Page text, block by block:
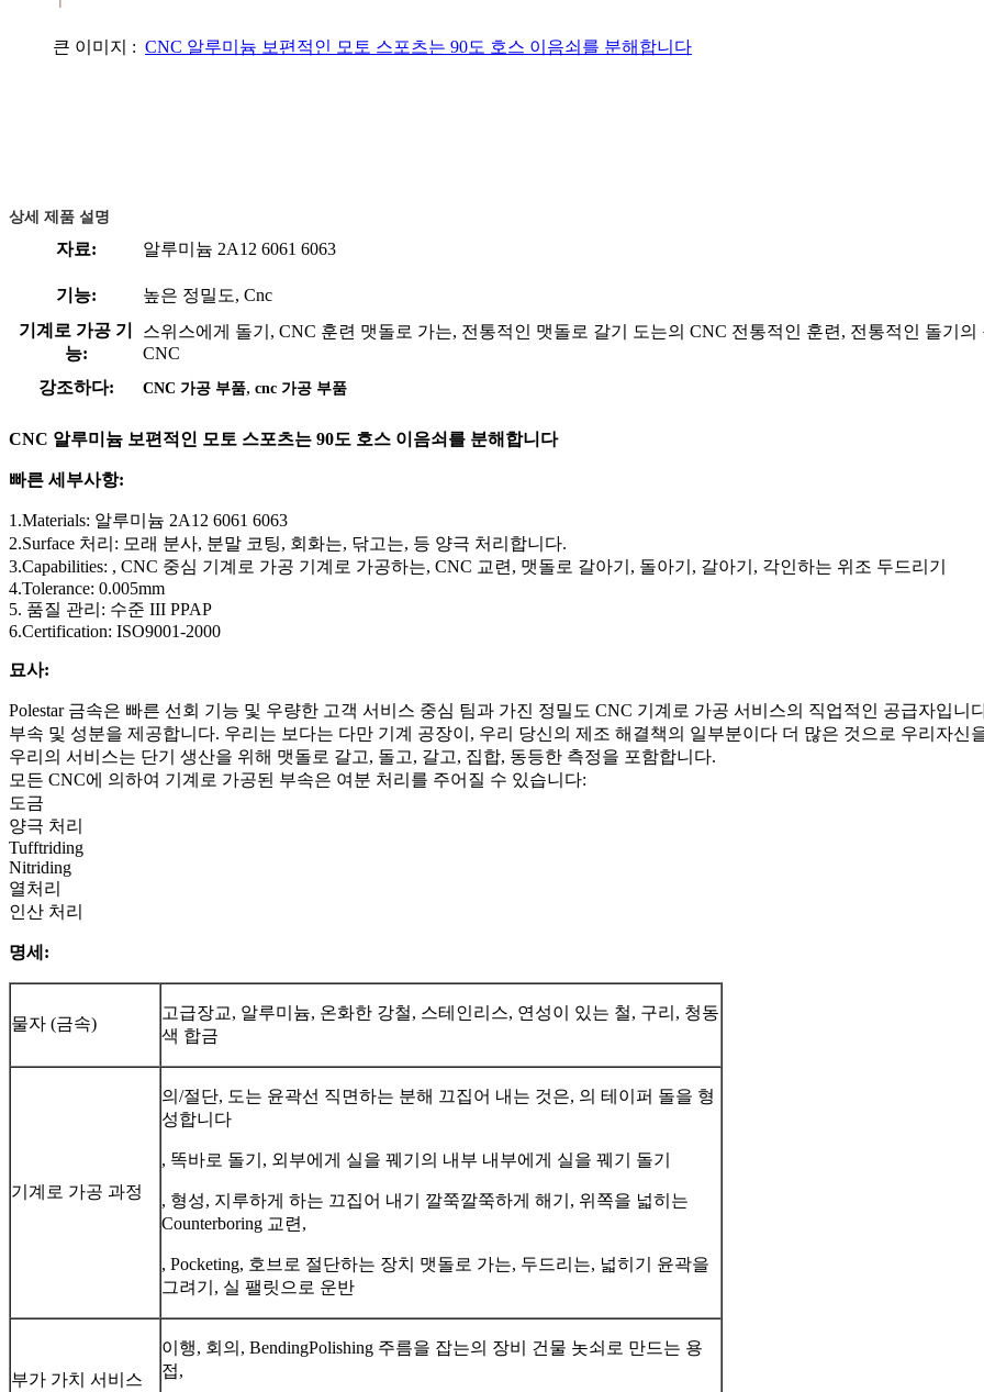
큰 이미지 : CNC 알루미늄 보편적인 모토 스포츠는 90도 호스 이음쇠를 분해합니다
상세 제품 설명
자료: 알루미늄 2A12 6061 6063
기능:
높은 정밀도, Cnc
기계로 가공 기
능:
스위스에게 돌기, CNC 훈련 맷돌로 가는, 전통적인 맷돌로 갈기 도는의 CNC 전통적인 훈련, 전통적인 돌기의
CNC
강조하다: CNC 가공 부품, cnc 가공 부품
CNC 알루미늄 보편적인 모토 스포츠는 90도 호스 이음쇠를 분해합니다
빠른 세부사항:
1.Materials: 알루미늄 2A12 6061 6063
2.Surface 처리: 모래 분사, 분말 코팅, 회화는, 닦고는, 등 양극 처리합니다.
3.Capabilities: , CNC 중심 기계로 가공 기계로 가공하는, CNC 교련, 맷돌로 갈아기, 돌아기, 갈아기, 각인하는 위조 두드리기
4.Tolerance: 0.005mm
5. 품질 관리: 수준 III PPAP
6.Certification: ISO9001-2000
묘사:
Polestar 금속은 빠른 선회 기능 및 우량한 고객 서비스 중심 팀과 가진 정밀도 CNC 기계로 가공 서비스의 직업적인 공급자입
부속 및 성분을 제공합니다. 우리는 보다는 다만 기계 공장이, 우리 당신의 제조 해결책의 일부분이다 더 많은 것으로 우리자신
우리의 서비스는 단기 생산을 위해 맷돌로 갈고, 돌고, 갈고, 집합, 동등한 측정을 포함합니다.
모든 CNC에 의하여 기계로 가공된 부속은 여분 처리를 주어질 수 있습니다:
도금
양극 처리
Tufftriding
Nitriding
열처리
인산 처리
명세:
물자 (금속)
고급장교, 알루미늄, 온화한 강철, 스테인리스, 연성이 있는 철, 구리, 청동
색 합금
기계로 가공 과정
의/절단, 도는 윤곽선 직면하는 분해 끄집어 내는 것은, 의 테이퍼 돌을 형
성합니다
, 똑바로 돌기, 외부에게 실을 꿰기의 내부 내부에게 실을 꿰기 돌기
, 형성, 지루하게 하는 끄집어 내기 깔쭉깔쭉하게 해기, 위쪽을 넓히는
Counterboring 교련,
, Pocketing, 호브로 절단하는 장치 맷돌로 가는, 두드리는, 넓히기 윤곽을
그려기, 실 팰릿으로 운반
부가 가치 서비스
이행, 회의, BendingPolishing 주름을 잡는의 장비 건물 놋쇠로 만드는 용
접,